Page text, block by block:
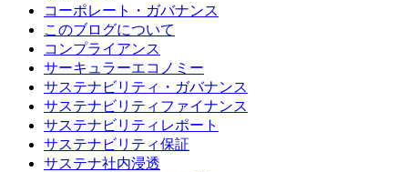
コーポレート・ガバナンス
このブログについて
コンプライアンス
サーキュラーエコノミー
サステナビリティ・ガバナンス
サステナビリティファイナンス
サステナビリティレポート
サステナビリティ保証
サステナ社内浸透